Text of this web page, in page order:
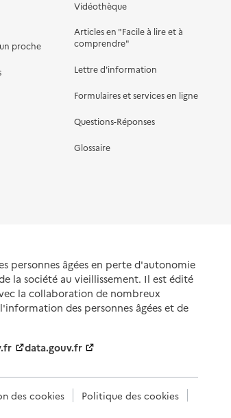
proche
Vidéothèque
Articles en "Facile à lire et à
comprendre"
Lettre d'information
Formulaires et services en ligne
Questions-Réponses
Glossaire
âgées en perte d'autonomie
la société au vieillissement. Il est édité
la collaboration de nombreux
des personnes âgées et de
data.gouv.fr
des cookies
Politique des cookies